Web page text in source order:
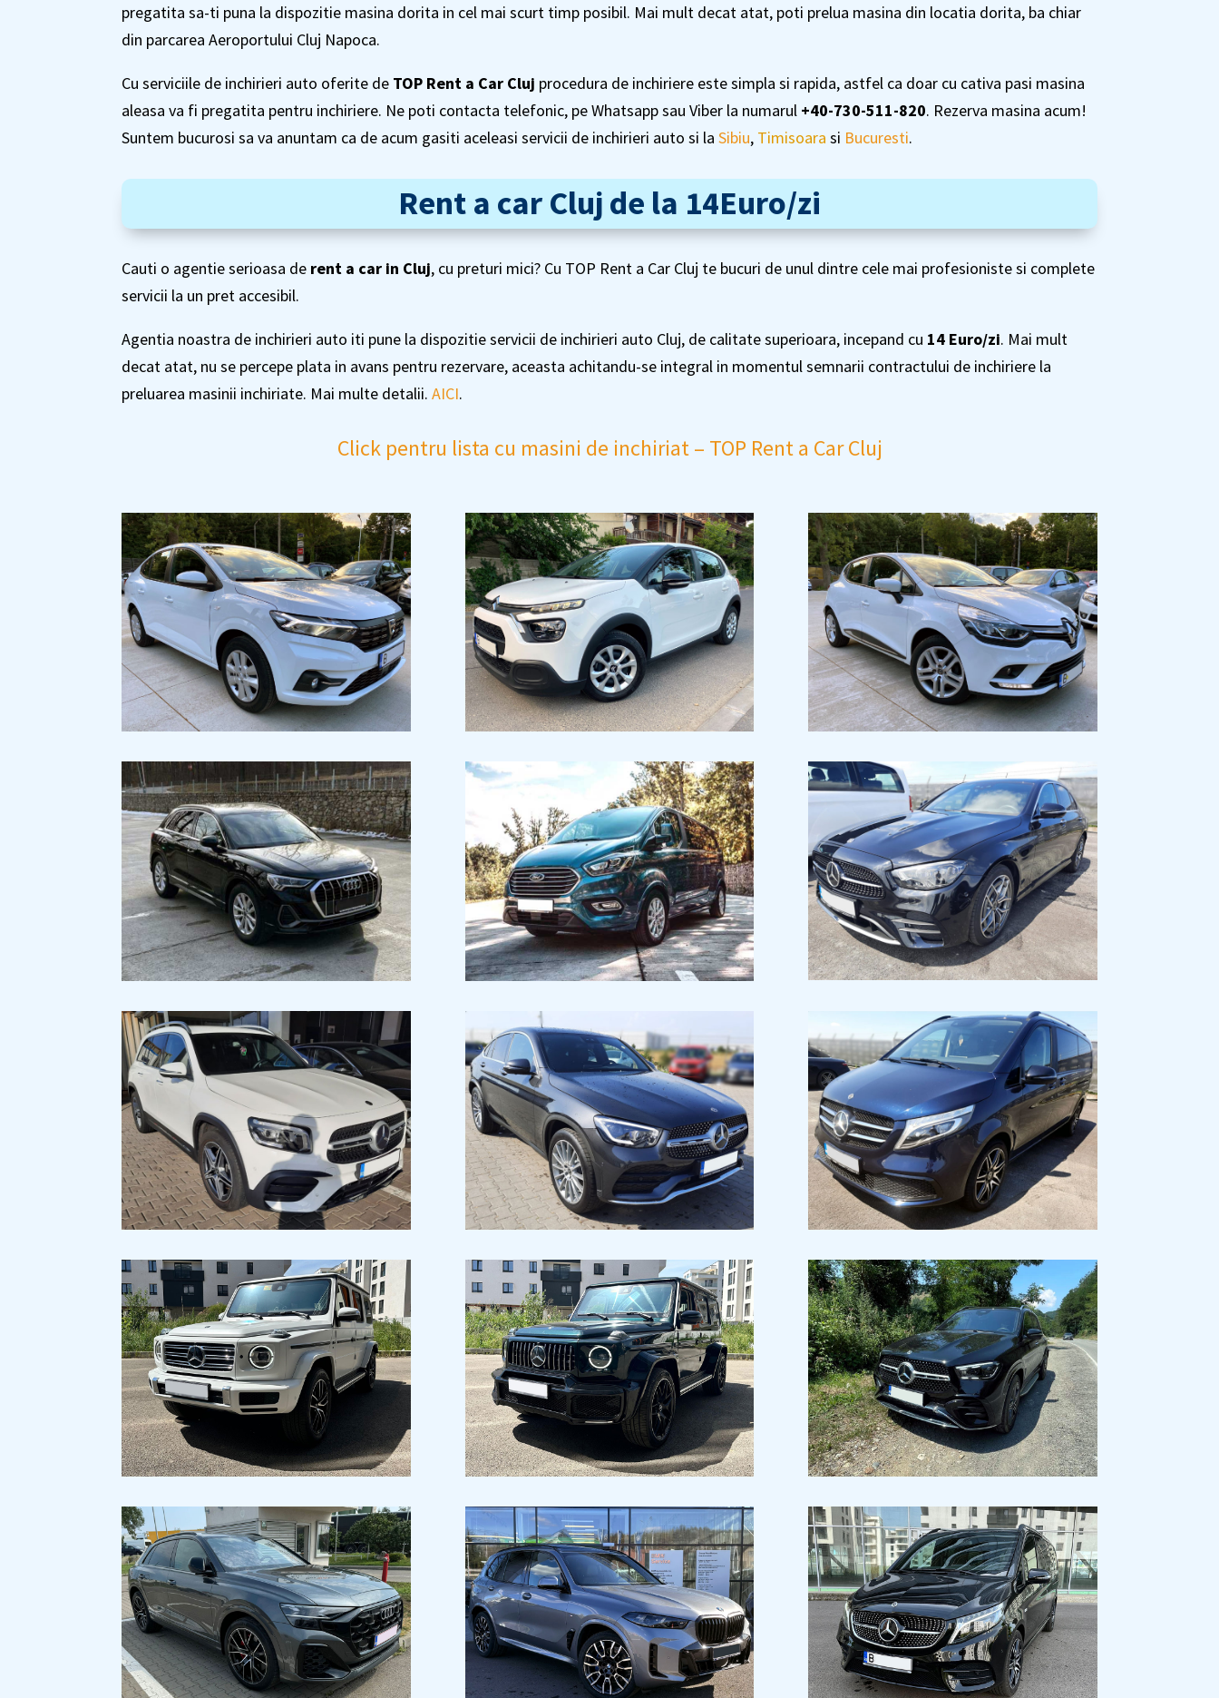
pregatita sa-ti puna la dispozitie masina dorita in cel mai scurt timp posibil. Mai mult decat atat, poti prelua masina din locatia dorita, ba chiar
din parcarea Aeroportului Cluj Napoca.
Cu serviciile de inchirieri auto oferite de TOP Rent a Car Cluj procedura de inchiriere este simpla si rapida, astfel ca doar cu cativa pasi masina
aleasa va fi pregatita pentru inchiriere. Ne poti contacta telefonic, pe Whatsapp sau Viber la numarul +40-730-511-820. Rezerva masina acum!
Suntem bucurosi sa va anuntam ca de acum gasiti aceleasi servicii de inchirieri auto si laSibiu, Timisoara si Bucuresti.
Rent a car Cluj de la 14Euro/zi
Cauti o agentie serioasa de rent a car in Cluj, cu preturi mici? Cu TOP Rent a Car Cluj te bucuri de unul dintre cele mai profesioniste si complete
servicii la un pret accesibil.
Agentia noastra de inchirieri auto iti pune la dispozitie servicii de inchirieri auto Cluj, de calitate superioara, incepand cu 14 Euro/zi. Mai mult
decat atat, nu se percepe plata in avans pentru rezervare, aceasta achitandu-se integral in momentul semnarii contractului de inchiriere la
preluarea masinii inchiriate. Mai multe detalii.AICI.
Click pentru lista cu masini de inchiriat – TOP Rent a Car Cluj